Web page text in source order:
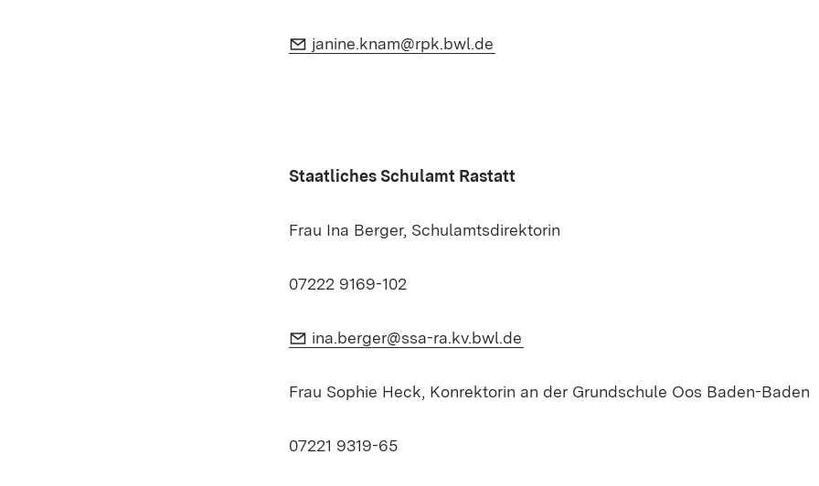
E-Mail:
janine.knam@rpk.bwl.de
Staatliches Schulamt Rastatt
Frau Ina Berger, Schulamtsdirektorin
07222 9169-102
E-Mail:
ina.berger@ssa-ra.kv.bwl.de
Frau Sophie Heck, Konrektorin an der Grundschule Oos Baden-Baden
07221 9319-65